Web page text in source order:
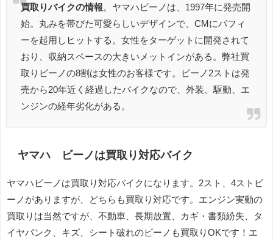
買取りバイクの情報 。ヤマハビーノは、1997年に発売開
始。丸みを帯びた可愛らしいデザインで、CMにパフィ
ーを起用しヒットする。女性をターゲットに開発されて
おり、収納スペースの大きいメットインがある。弊社買
取りビーノの8割は女性のお客様です。ビーノ2ストは発
売から20年近く経過したバイクなので、外装、駆動、エ
ンジンの経年劣化がある。
ヤマハ ビーノは買取り対応バイク
ヤマハビーノは買取り対応バイクになります。2スト、4ストビ
ーノがありますが、どちらも買取り対応です。エンジン実動の
買取りは当然ですが、不動車、長期放置、カギ・書類紛失、タ
イヤパンク、キズ、シート破れのビーノも買取りOKです！エ